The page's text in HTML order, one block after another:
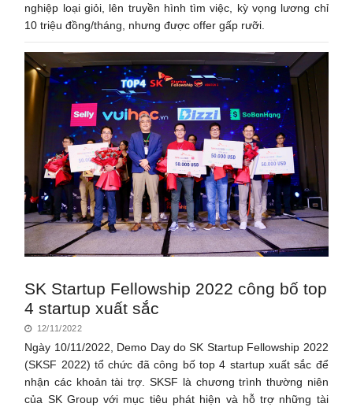
nghiệp loại giỏi, lên truyền hình tìm việc, kỳ vọng lương chỉ
10 triệu đồng/tháng, nhưng được offer gấp rưỡi.
SK Startup Fellowship 2022 công bố top
4 startup xuất sắc
12/11/2022
Ngày 10/11/2022, Demo Day do SK Startup Fellowship 2022
(SKSF 2022) tổ chức đã công bố top 4 startup xuất sắc để
nhận các khoản tài trợ. SKSF là chương trình thường niên
của SK Group với mục tiêu phát hiện và hỗ trợ những tài